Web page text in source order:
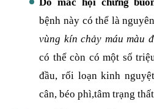
bệnh này có thể là
vùng kín chảy máu màu
có thể còn có một số
đầu, rối loạn kinh
cân, béo phì,tâm trạng